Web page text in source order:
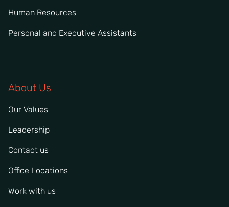
Human Resources
Personal and Executive Assistants
About Us
Our Values
Leadership
Contact us
Office Locations
Work with us